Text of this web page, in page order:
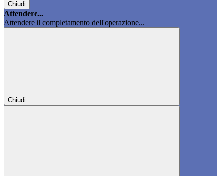
Chiudi
Attendere...
Attendere il completamento dell'operazione...
Chiudi